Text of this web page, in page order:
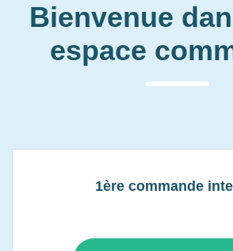
Bienvenue
espace
1ère commande